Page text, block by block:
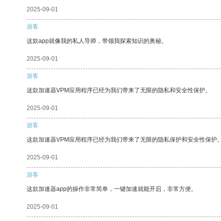
2025-09-01
游客
这款app就像我的私人导师，带领我探索知识的奥秘。
2025-09-01
游客
这款加速器VPM应用程序已经为我们带来了无限的隐私和安全性保护。
2025-09-01
游客
这款加速器VPM应用程序已经为我们带来了无限的隐私保护和安全性保护
2025-09-01
游客
这款加速器app的操作非常简单，一键加速就能开启，非常方便。
2025-09-01